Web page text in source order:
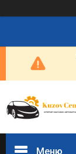
Меню